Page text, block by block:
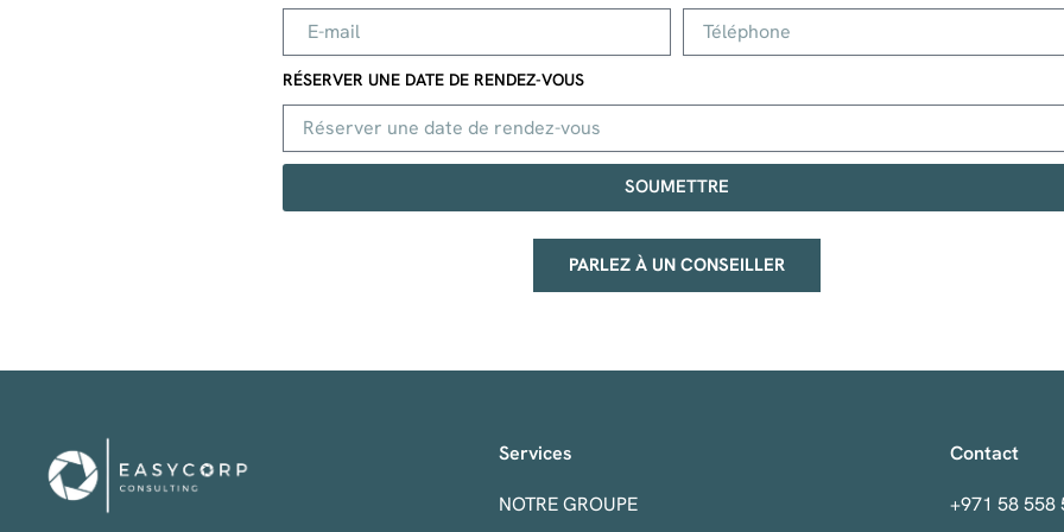
RÉSERVER UNE DATE DE RENDEZ-VOUS
SOUMETTRE
PARLEZ À UN CONSEILLER
Services
NOTRE GROUPE
Contact
+971 58 558